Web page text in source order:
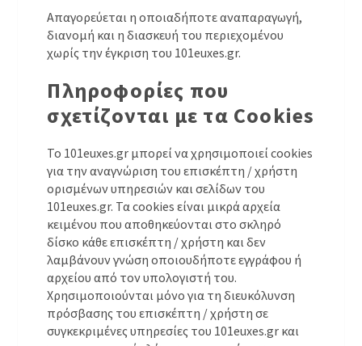
Απαγορεύεται η οποιαδήποτε αναπαραγωγή,
διανομή και η διασκευή του περιεχομένου
χωρίς την έγκριση του 101euxes.gr.
Πληροφορίες που
σχετίζονται με τα Cookies
Το 101euxes.gr μπορεί να χρησιμοποιεί cookies
για την αναγνώριση του επισκέπτη / χρήστη
ορισμένων υπηρεσιών και σελίδων του
101euxes.gr. Τα cookies είναι μικρά αρχεία
κειμένου που αποθηκεύονται στο σκληρό
δίσκο κάθε επισκέπτη / χρήστη και δεν
λαμβάνουν γνώση οποιουδήποτε εγγράφου ή
αρχείου από τον υπολογιστή του.
Χρησιμοποιούνται μόνο για τη διευκόλυνση
πρόσβασης του επισκέπτη / χρήστη σε
συγκεκριμένες υπηρεσίες του 101euxes.gr και